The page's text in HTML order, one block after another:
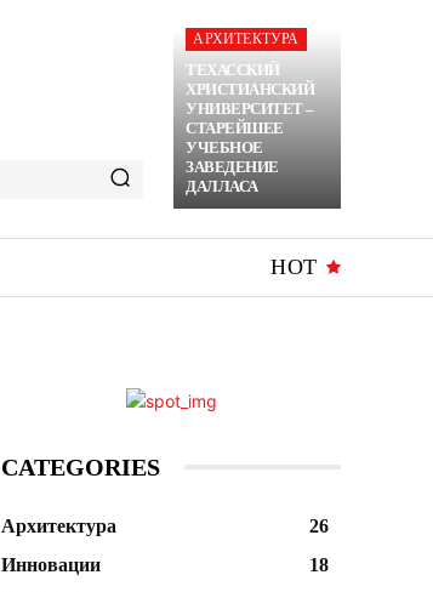
АРХИТЕКТУРА
ТЕХАССКИЙ
ХРИСТИАНСКИЙ
УНИВЕРСИТЕТ –
СТАРЕЙШЕЕ
УЧЕБНОЕ
ЗАВЕДЕНИЕ
ДАЛЛАСА
HOT
CATEGORIES
Архитектура
26
Инновации
18